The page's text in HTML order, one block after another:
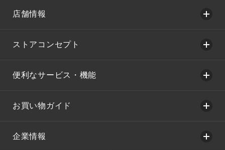
店舗情報
ストアコンセプト
便利なサービス・機能
お買い物ガイド
企業情報